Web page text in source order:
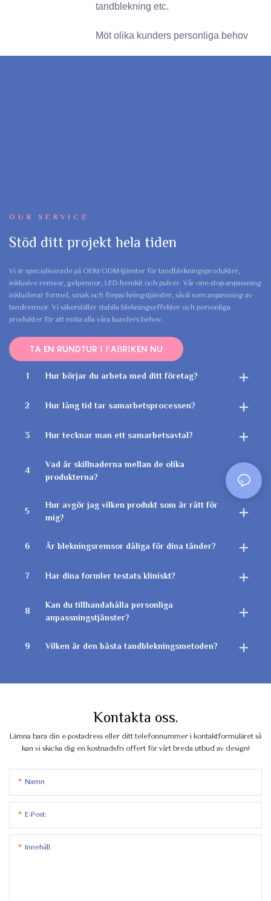
tandblekning etc.
Möt olika kunders personliga behov
OUR SERVICE
Stöd ditt projekt hela tiden
Vi är specialiserade på OEM/ODM-tjänster för tandblekningsprodukter,
inklusive remsor, gelpennor, LED-hemkit och pulver. Vår one-stop-anpassning
inkluderar formel, smak och förpackningstjänster, såväl som anpassning av
tandremsor. Vi säkerställer stabila blekningseffekter och personliga
produkter för att möta alla våra kunders behov.
TA EN RUNDTUR I FABRIKEN NU
1 Hur börjar du arbeta med ditt företag?
2 Hur lång tid tar samarbetsprocessen?
3 Hur tecknar man ett samarbetsavtal?
4
Vad är skillnaderna mellan de olika
produkterna?
5
Hur avgör jag vilken produkt som är rätt för
mig?
6 Är blekningsremsor dåliga för dina tänder?
7 Har dina formler testats kliniskt?
8
Kan du tillhandahålla personliga
anpassningstjänster?
9 Vilken är den bästa tandblekningsmetoden?
Kontakta oss.
Lämna bara din e-postadress eller ditt telefonnummer i kontaktformuläret så
kan vi skicka dig en kostnadsfri offert för vårt breda utbud av design!
Namn
E-Post:
Innehåll